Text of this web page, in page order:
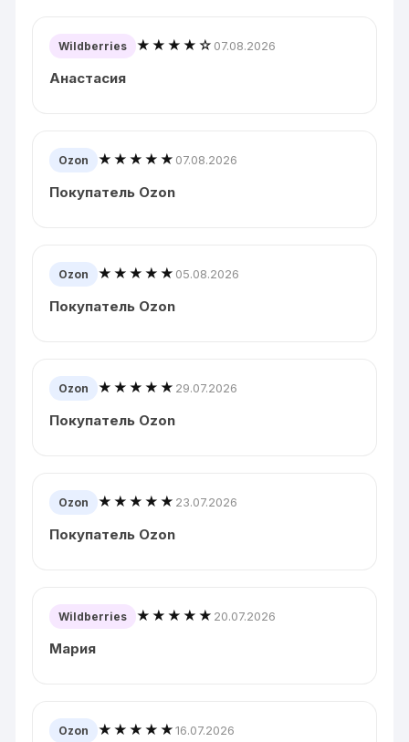
Wildberries ★★★★☆ 07.08.2026
Анастасия
Ozon ★★★★★ 07.08.2026
Покупатель Ozon
Ozon ★★★★★ 05.08.2026
Покупатель Ozon
Ozon ★★★★★ 29.07.2026
Покупатель Ozon
Ozon ★★★★★ 23.07.2026
Покупатель Ozon
Wildberries ★★★★★ 20.07.2026
Мария
Ozon ★★★★★16.07.2026